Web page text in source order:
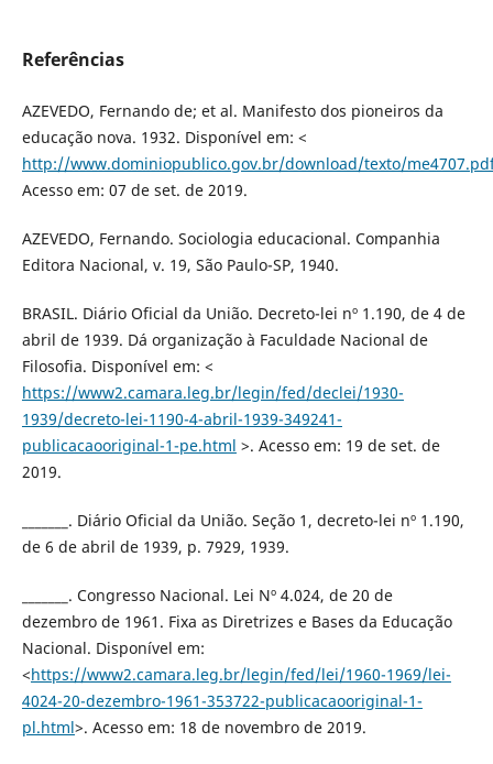
Referências
AZEVEDO, Fernando de; et al. Manifesto dos pioneiros da
educação nova. 1932. Disponível em: <
http://www.dominiopublico.gov.br/download/texto/
Acesso em: 07 de set. de 2019.
AZEVEDO, Fernando. Sociologia educacional. Companhia
Editora Nacional, v. 19, São Paulo-SP, 1940.
BRASIL. Diário Oficial da União. Decreto-lei nº 1.190, de 4 de
abril de 1939. Dá organização à Faculdade Nacional de
Filosofia. Disponível em: <
https://www2.camara.leg.br/legin/fed/declei/1930-
1939/decreto-lei-1190-4-abril-1939-349241-
publicacaooriginal-1-pe.html >. Acesso em: 19 de set. de
2019.
_______. Diário Oficial da União. Seção 1, decreto-lei nº 1.190,
de 6 de abril de 1939, p. 7929, 1939.
_______. Congresso Nacional. Lei Nº 4.024, de 20 de
dezembro de 1961. Fixa as Diretrizes e Bases da Educação
Nacional. Disponível em:
<https://www2.camara.leg.br/legin/fed/lei/1960-1969/lei-
4024-20-dezembro-1961-353722-publicacaooriginal-1-
pl.html>. Acesso em: 18 de novembro de 2019.